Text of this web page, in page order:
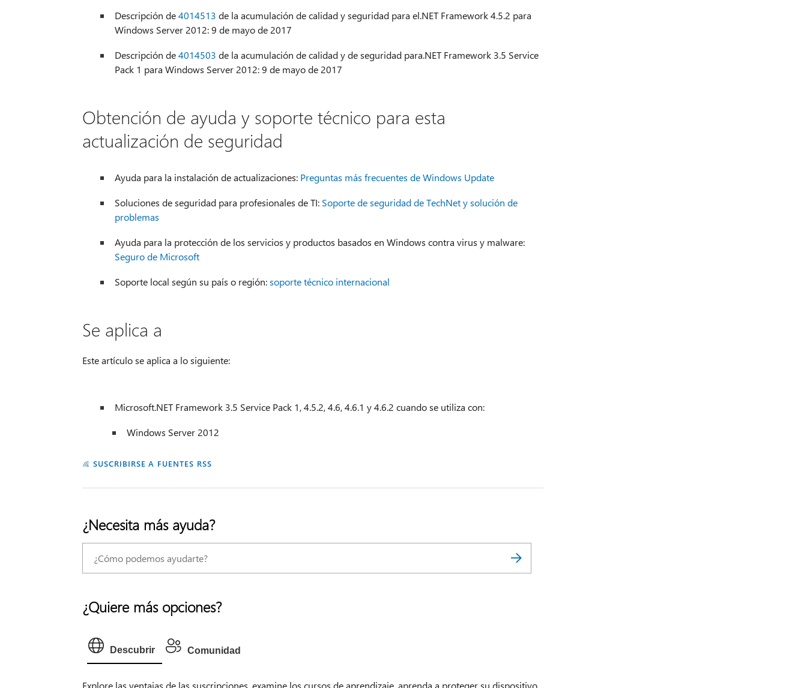
Descripción de4014513 de la acumulación de calidad y seguridad para el.NET Framework 4.5.2 para
Windows Server 2012: 9 de mayo de 2017
Descripción de4014503 de la acumulación de calidad y de seguridad para.NET Framework 3.5 Service
Pack 1 para Windows Server 2012: 9 de mayo de 2017
Obtención de ayuda y soporte técnico para esta
actualización de seguridad
Ayuda para la instalación de actualizaciones: Preguntas más frecuentes de Windows Update
Soluciones de seguridad para profesionales de TI: Soporte de seguridad de TechNet y solución de
problemas
Ayuda para la protección de los servicios y productos basados en Windows contra virus y malware:
Seguro de Microsoft
Soporte local según su país o región:soporte técnico internacional
Se aplica a
Este artículo se aplica a lo siguiente:
Microsoft.NET Framework 3.5 Service Pack 1, 4.5.2, 4.6, 4.6.1 y 4.6.2 cuando se utiliza con:
Windows Server 2012
SUSCRIBIRSE A FUENTES RSS
¿Necesita más ayuda?
¿Quiere más opciones?
Descubrir Comunidad
Explore las ventajas de las suscripciones, examine los cursos de aprendizaje, aprenda a proteger su dispositivo